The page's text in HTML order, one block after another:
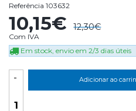
Referência 103632
10,15€ 12,30€
Com IVA
Em stock, envio em 2/3 dias úteis
- Adicionar ao